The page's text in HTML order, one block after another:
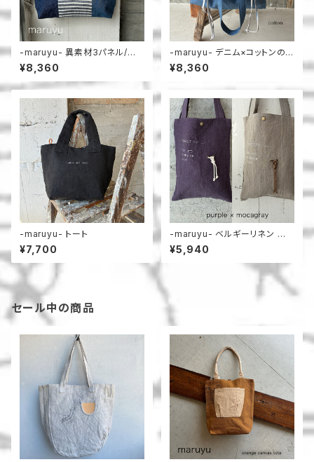
-maruyu- 異素材3パネル/横
長トート
¥8,360
-maruyu- デニム×コットンの
巾着トート
¥8,360
-maruyu- トート
¥7,700
-maruyu- ベルギーリネン 小
さめトート
¥5,940
セール中の商品